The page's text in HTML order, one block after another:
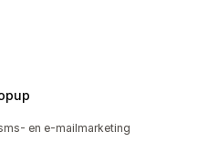
en e-mailmarketing